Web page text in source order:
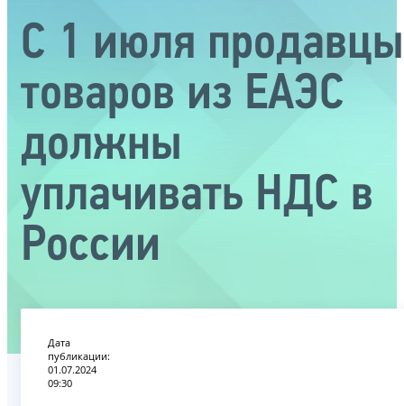
С 1 июля продавцы
товаров из ЕАЭС
должны
уплачивать НДС в
России
Дата
публикации:
01.07.2024
09:30